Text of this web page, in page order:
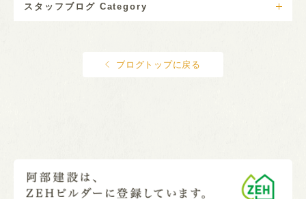
スタッフブログ Category
ブログトップに戻る